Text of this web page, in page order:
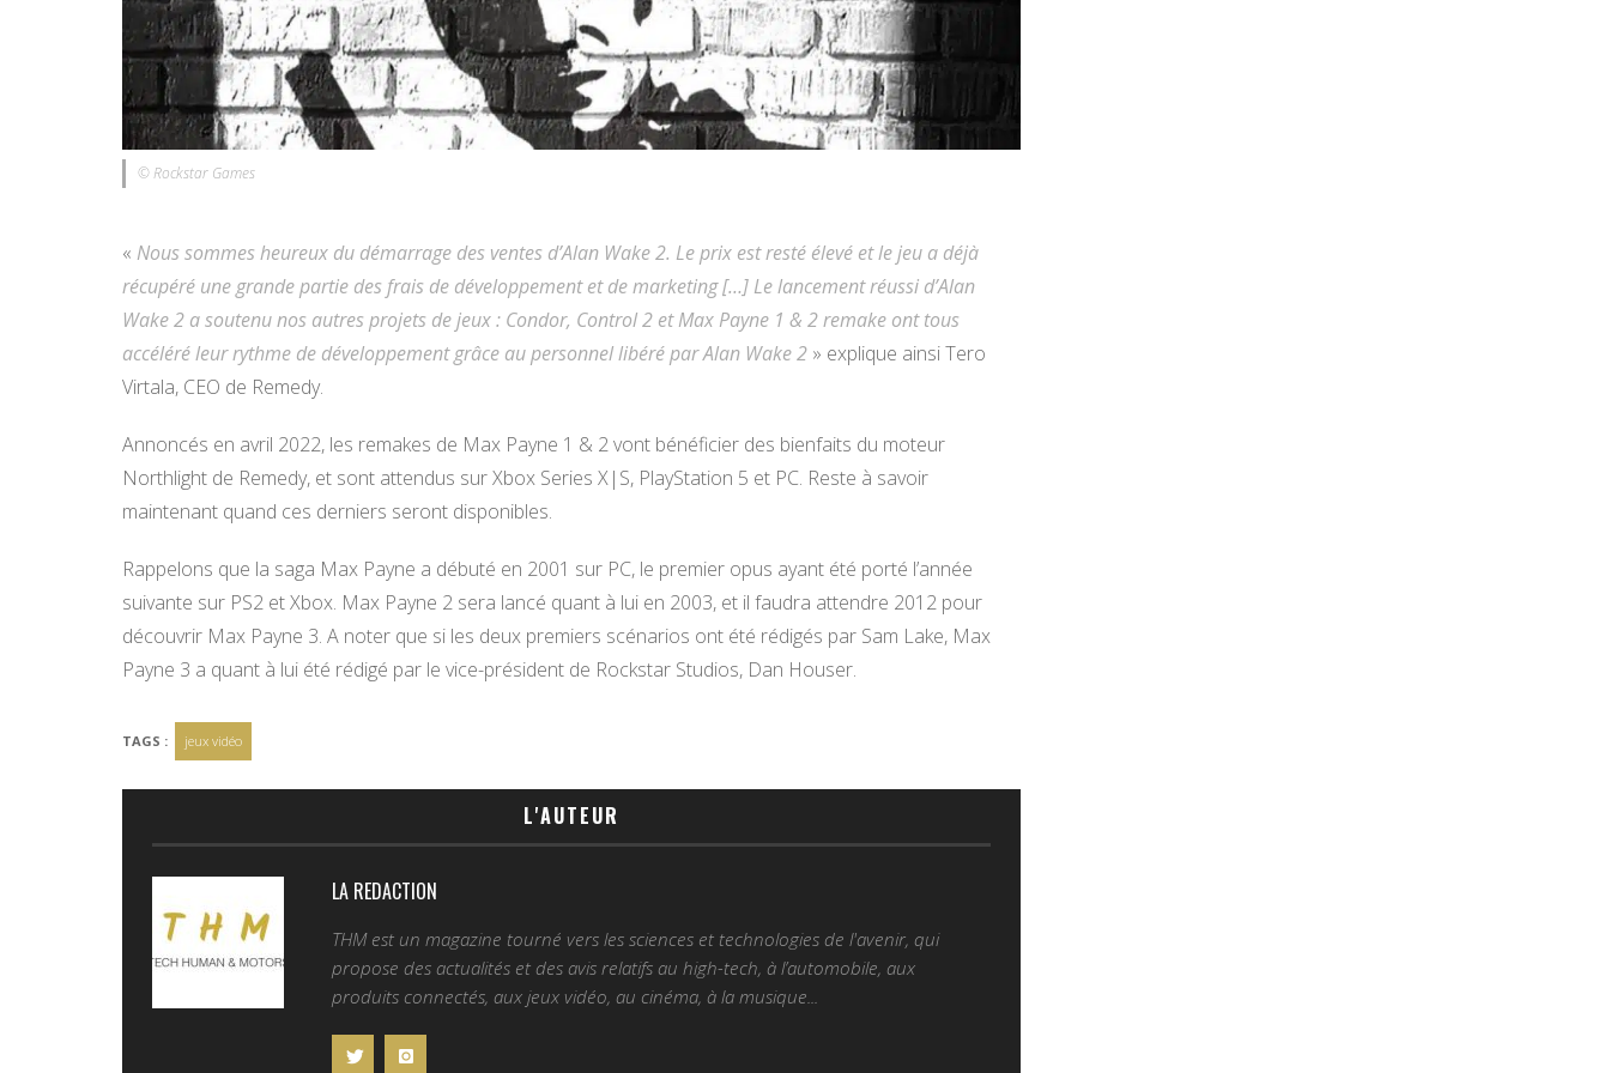
© Rockstar Games
« Nous sommes heureux du démarrage des ventes d’Alan Wake 2. Le prix est resté élevé et le jeu a déjà
récupéré une grande partie des frais de développement et de marketing […] Le lancement réussi d’Alan
Wake 2 a soutenu nos autres projets de jeux : Condor, Control 2 et Max Payne 1 & 2 remake ont tous
accéléré leur rythme de développement grâce au personnel libéré par Alan Wake 2 » explique ainsi Tero
Virtala, CEO de Remedy.
Annoncés en avril 2022, les remakes de Max Payne 1 & 2 vont bénéficier des bienfaits du moteur
Northlight de Remedy, et sont attendus sur Xbox Series X|S, PlayStation 5 et PC. Reste à savoir
maintenant quand ces derniers seront disponibles.
Rappelons que la saga Max Payne a débuté en 2001 sur PC, le premier opus ayant été porté l’année
suivante sur PS2 et Xbox. Max Payne 2 sera lancé quant à lui en 2003, et il faudra attendre 2012 pour
découvrir Max Payne 3. A noter que si les deux premiers scénarios ont été rédigés par Sam Lake, Max
Payne 3 a quant à lui été rédigé par le vice-président de Rockstar Studios, Dan Houser.
TAGS : jeux vidéo
L'AUTEUR
LA REDACTION
THM est un magazine tourné vers les sciences et technologies de l'avenir, qui
propose des actualités et des avis relatifs au high-tech, à l’automobile, aux
produits connectés, aux jeux vidéo, au cinéma, à la musique...